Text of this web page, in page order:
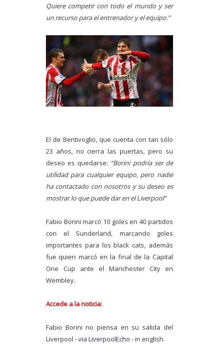
Quiere competir con todo el mundo y ser
un recurso para el entrenador y el equipo.”
El de Bentivoglio, que cuenta con tan sólo
23 años, no cierra las puertas, pero su
deseo es quedarse: “Borini podría ser de
utilidad para cualquier equipo, pero nadie
ha contactado con nosotros y su deseo es
mostrar lo que puede dar en el Liverpool”
Fabio Borini marcó 10 goles en 40 partidos
con el Sunderland, marcando goles
importantes para los black cats, además
fue quien marcó en la final de la Capital
One Cup ante el Manchester City en
Wembley.
Accede a la noticia:
Fabio Borini no piensa en su salida del
Liverpool -via LiverpoolEcho - in english.